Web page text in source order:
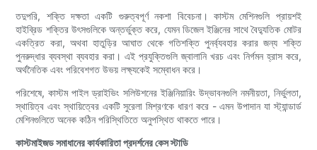
তদুপরি, শক্তি দক্ষতা একটি গুরুত্বপূর্ণ নকশা বিবেচনা। কাস্টম মেশিনগুলি প্রায়শই
হাইব্রিড শক্তির উৎসগুলিকে অন্তর্ভুক্ত করে, যেমন ডিজেল ইঞ্জিনের সাথে বৈদ্যুতিক মোটর
একত্রিত করা, অথবা হাতুড়ির আঘাত থেকে গতিশক্তি পুনর্ব্যবহার করার জন্য শক্তি
পুনরুদ্ধার ব্যবস্থা ব্যবহার করা। এই প্রযুক্তিগুলি জ্বালানি খরচ এবং নির্গমন হ্রাস করে,
অর্থনৈতিক এবং পরিবেশগত উভয় লক্ষ্যকেই সম্বোধন করে।
পরিশেষে, কাস্টম পাইল ড্রাইভিং সলিউশনের ইঞ্জিনিয়ারিং উদ্ভাবনগুলি নমনীয়তা, নির্ভুলতা,
স্থায়িত্ব এবং স্থায়িত্বের একটি সুরেলা মিশ্রণকে ধারণ করে - এমন উপাদান যা স্ট্যান্ডার্ড
মেশিনগুলিতে অনেক কঠিন পরিস্থিতিতে অনুপস্থিত থাকতে পারে।
কাস্টমাইজড সমাধানের কার্যকারিতা প্রদর্শনের কেস স্টাডি